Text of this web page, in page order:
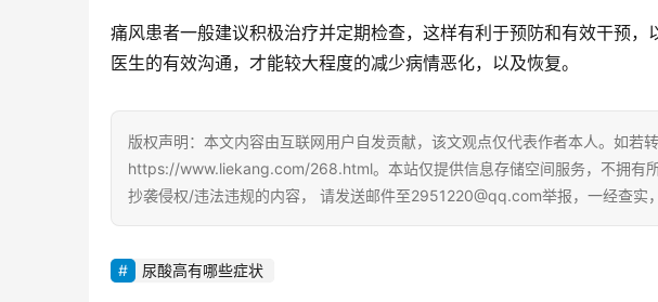
痛风患者一般建议积极治疗并定期检查，这样有利于预防和有效干预
医生的有效沟通，才能较大程度的减少病情恶化，以及恢复。
版权声明：本文内容由互联网用户自发贡献，该文观点仅代表作者本人。如若转
https://www.liekang.com/268.html。本站仅提供信息存储空间服务，不拥有
抄袭侵权/违法违规的内容， 请发送邮件至2951220@qq.com举报，一经查实
尿酸高有哪些症状